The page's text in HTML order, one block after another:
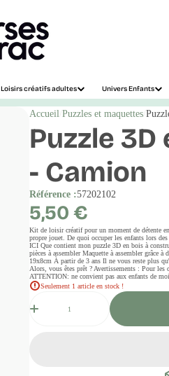
Loisirs créatifs adultes Univers Enfants
Accueil Puzzles et maquettes
Puzzle
- Camion
Référence :57202102
Prix
régulier
5,50 €
Kit de loisir créatif pour un moment de détente
propre jouet. De quoi occuper les enfants lors
ICI Que contient mon puzzle 3D en bois à
pièces à assembler Maquette à assembler grâce
19x8cm À partir de 3 ans Il ne vous reste plus
Alors, vous êtes prêt ? Avertissements : Pour
ATTENTION: ne convient pas aux enfants de
Seulement 1 article en stock !